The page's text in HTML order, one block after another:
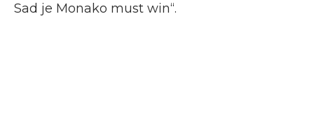
Sad je Monako must win“.